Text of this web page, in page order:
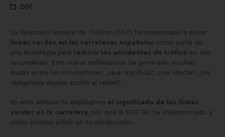
DGT
La Dirección General de Tráfico (DGT) ha comenzado a pintar
líneas verdes en las carreteras españolas como parte de
una estrategia para reducir los accidentes de tráfico en vías
secundarias. Esta nueva señalización ha generado muchas
dudas entre los conductores: ¿qué significa?, ¿me afecta?, ¿es
obligatoria alguna acción al verlas?
En este artículo te explicamos el significado de las líneas
verdes en la carretera , por qué la DGT las ha implementado y
cómo pueden influir en tu conducción.
Matrícula Acrílica para
Ciclomotor y Patinete:
mayo de 2026
Comprar matrículas a
2 de junio de 2026